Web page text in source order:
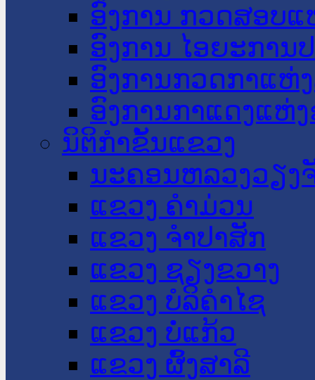
ອົງການ ກວດສອບແ
ອົງການ ໄອຍະການ
ອົງການກວດກາແຫ່
ອົງການກາແດງແຫ່
ນິຕິກໍາຂັ້ນແຂວງ
ນະ​ຄອນ​ຫລວງວຽງ
ແຂວງ ຄໍາມ່ວນ
ແຂວງ ຈໍາປາສັກ
ແຂວງ ຊຽງຂວາງ
ແຂວງ ບໍລິຄໍາໄຊ
ແຂວງ ບໍ່ແກ້ວ
ແຂວງ ຜົ້ງສາລີ